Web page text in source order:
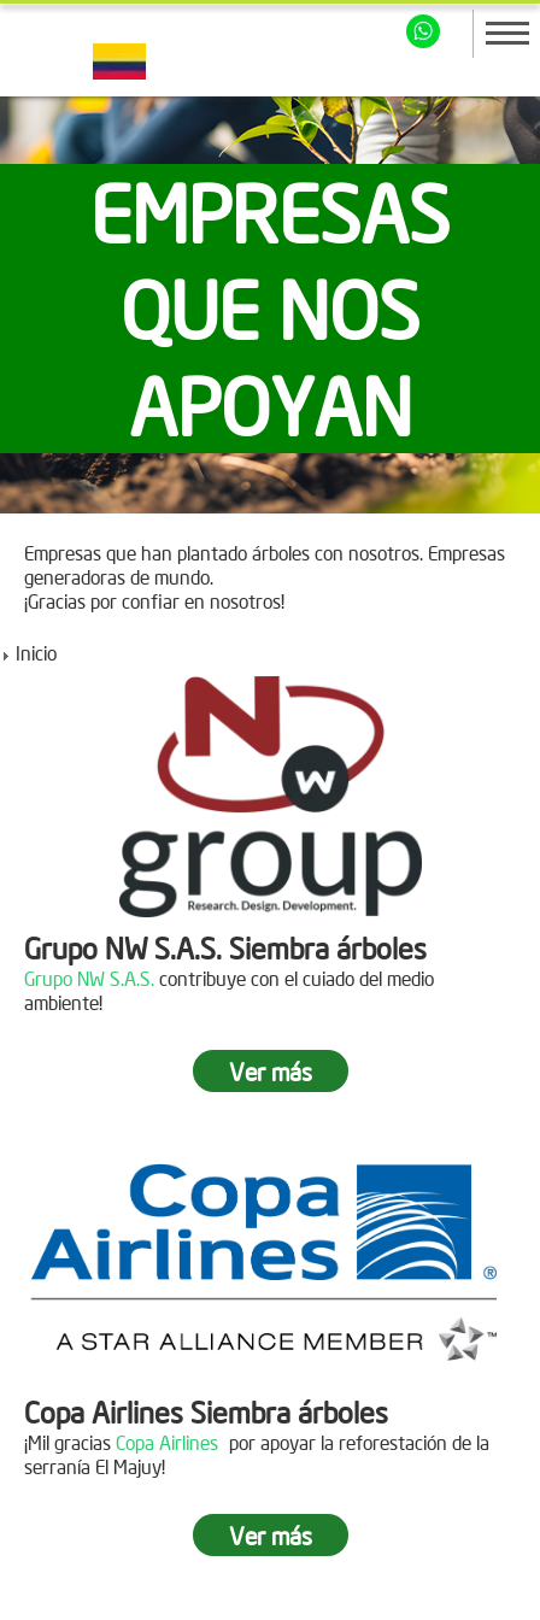
EMPRESAS
QUE NOS
APOYAN
Empresas que han plantado árboles con nosotros. Empresas
generadoras de mundo.
¡Gracias por confiar en nosotros!
Inicio
Grupo NW S.A.S. Siembra árboles
Grupo NW S.A.S. contribuye con el cuiado del medio
ambiente!
Jornada de reforestación
15 personas
Ver más
Copa Airlines Siembra árboles
¡Mil gracias Copa Airlines por apoyar la reforestación de la
serranía El Majuy!
Siembra en el Páramo Aguas Vivas
Ver más